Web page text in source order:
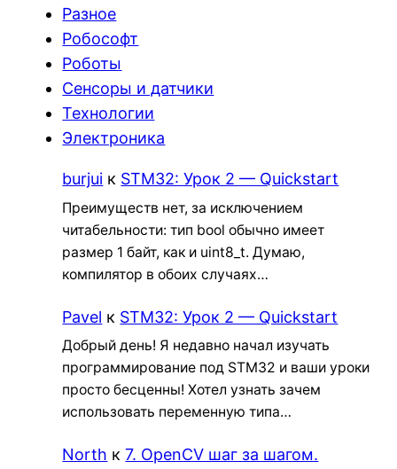
Разное
Робософт
Роботы
Сенсоры и датчики
Технологии
Электроника
burjui к STM32: Урок 2 — Quickstart
Преимуществ нет, за исключением
читабельности: тип bool обычно имеет
размер 1 байт, как и uint8_t. Думаю,
компилятор в обоих случаях…
Pavel к STM32: Урок 2 — Quickstart
Добрый день! Я недавно начал изучать
программирование под STM32 и ваши уроки
просто бесценны! Хотел узнать зачем
использовать переменную типа…
North к7. OpenCV шаг за шагом.